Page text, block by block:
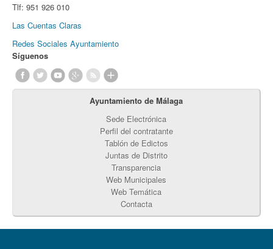
Tlf: 951 926 010
Las Cuentas Claras
Redes Sociales Ayuntamiento
Síguenos
Ayuntamiento de Málaga
Sede Electrónica
Perfil del contratante
Tablón de Edictos
Juntas de Distrito
Transparencia
Web Municipales
Web Temática
Contacta